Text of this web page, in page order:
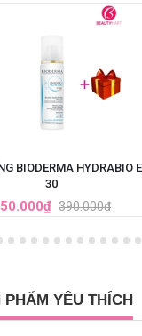
BIODERMA HYDRABIO
30
390.000₫
PHẨM YÊU THÍCH